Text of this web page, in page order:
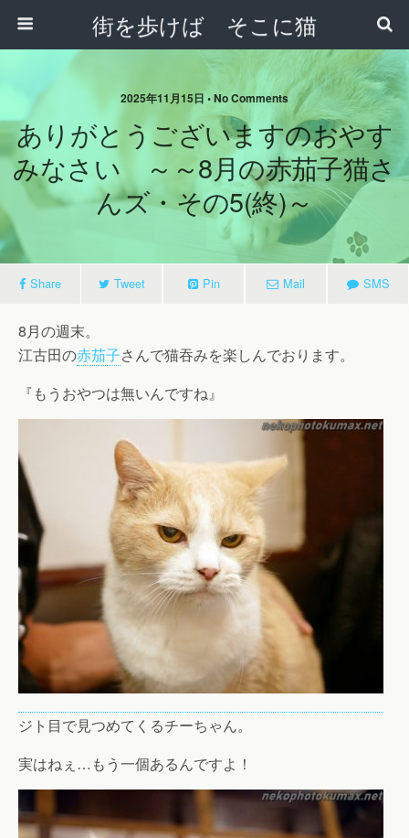
街を歩けば そこに猫
2025年11月15日 • No Comments
ありがとうございますのおやす
みなさい ～～8月の赤茄子猫さ
んズ・その5(終)～
Share Tweet Pin Mail SMS
8月の週末。
江古田の赤茄子さんで猫吞みを楽しんでおります。
『もうおやつは無いんですね』
ジト目で見つめてくるチーちゃん。
実はねぇ…もう一個あるんですよ！